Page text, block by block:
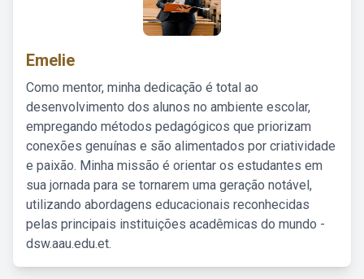
Emelie
Como mentor, minha dedicação é total ao
desenvolvimento dos alunos no ambiente escolar,
empregando métodos pedagógicos que priorizam
conexões genuínas e são alimentados por criatividade
e paixão. Minha missão é orientar os estudantes em
sua jornada para se tornarem uma geração notável,
utilizando abordagens educacionais reconhecidas
pelas principais instituições acadêmicas do mundo -
dsw.aau.edu.et.